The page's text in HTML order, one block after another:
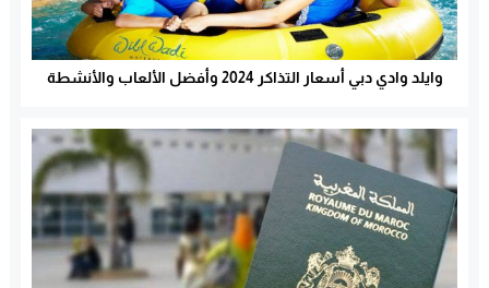
وايلد وادي دبي أسعار التذاكر 2024 وأفضل الألعاب والأنشطة